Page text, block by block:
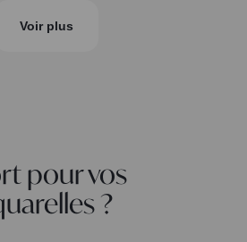
Voir plus
pour vos
?